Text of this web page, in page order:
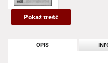
Pokaż treść
OPIS